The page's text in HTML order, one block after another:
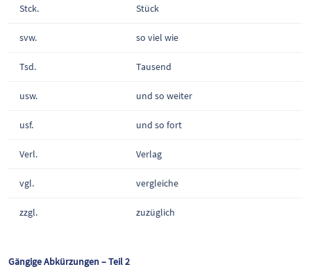
Stck. Stück
svw. so viel wie
Tsd. Tausend
usw. und so weiter
usf. und so fort
Verl. Verlag
vgl. vergleiche
zzgl. zuzüglich
Gängige Abkürzungen – Teil 2